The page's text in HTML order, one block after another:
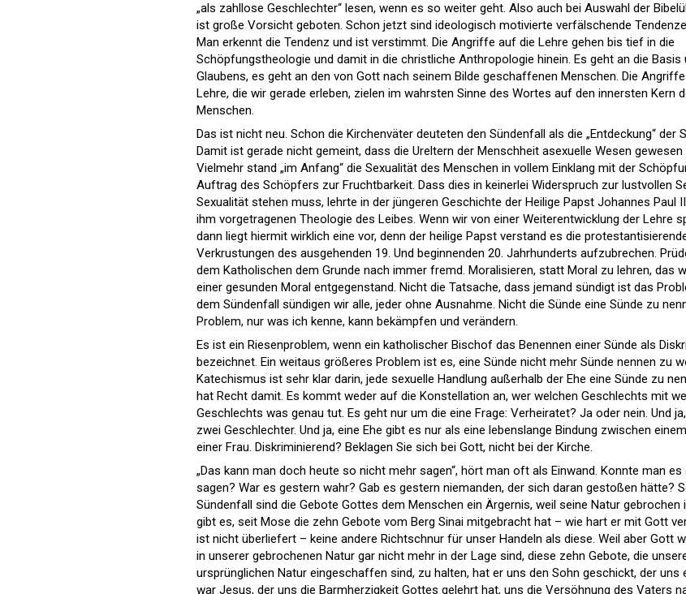
„als zahllose Geschlechter“ lesen, wenn es so weiter geht. Also auch bei Auswahl der
ist große Vorsicht geboten. Schon jetzt sind ideologisch motivierte verfälschende
Man erkennt die Tendenz und ist verstimmt. Die Angriffe auf die Lehre gehen bis tief in die
Schöpfungstheologie und damit in die christliche Anthropologie hinein. Es geht an die Basis
Glaubens, es geht an den von Gott nach seinem Bilde geschaffenen Menschen. Die
Lehre, die wir gerade erleben, zielen im wahrsten Sinne des Wortes auf den innersten Kern
Menschen.
Das ist nicht neu. Schon die Kirchenväter deuteten den Sündenfall als die „Entdeckung“ der
Damit ist gerade nicht gemeint, dass die Ureltern der Menschheit asexuelle Wesen gewesen
Vielmehr stand „im Anfang“ die Sexualität des Menschen in vollem Einklang mit der
Auftrag des Schöpfers zur Fruchtbarkeit. Dass dies in keinerlei Widerspruch zur lustvollen
Sexualität stehen muss, lehrte in der jüngeren Geschichte der Heilige Papst Johannes Paul
ihm vorgetragenen Theologie des Leibes. Wenn wir von einer Weiterentwicklung der Lehre
dann liegt hiermit wirklich eine vor, denn der heilige Papst verstand es die
Verkrustungen des ausgehenden 19. Und beginnenden 20. Jahrhunderts aufzubrechen.
dem Katholischen dem Grunde nach immer fremd. Moralisieren, statt Moral zu lehren, das
einer gesunden Moral entgegenstand. Nicht die Tatsache, dass jemand sündigt ist das
dem Sündenfall sündigen wir alle, jeder ohne Ausnahme. Nicht die Sünde eine Sünde zu
Problem, nur was ich kenne, kann bekämpfen und verändern.
Es ist ein Riesenproblem, wenn ein katholischer Bischof das Benennen einer Sünde als
bezeichnet. Ein weitaus größeres Problem ist es, eine Sünde nicht mehr Sünde nennen zu
Katechismus ist sehr klar darin, jede sexuelle Handlung außerhalb der Ehe eine Sünde zu
hat Recht damit. Es kommt weder auf die Konstellation an, wer welchen Geschlechts mit
Geschlechts was genau tut. Es geht nur um die eine Frage: Verheiratet? Ja oder nein. Und
zwei Geschlechter. Und ja, eine Ehe gibt es nur als eine lebenslange Bindung zwischen
einer Frau. Diskriminierend? Beklagen Sie sich bei Gott, nicht bei der Kirche.
„Das kann man doch heute so nicht mehr sagen“, hört man oft als Einwand. Konnte man es
sagen? War es gestern wahr? Gab es gestern niemanden, der sich daran gestoßen hätte?
Sündenfall sind die Gebote Gottes dem Menschen ein Ärgernis, weil seine Natur gebrochen
gibt es, seit Mose die zehn Gebote vom Berg Sinai mitgebracht hat – wie hart er mit Gott
ist nicht überliefert – keine andere Richtschnur für unser Handeln als diese. Weil aber Gott
in unserer gebrochenen Natur gar nicht mehr in der Lage sind, diese zehn Gebote, die
ursprünglichen Natur eingeschaffen sind, zu halten, hat er uns den Sohn geschickt, der uns
war Jesus, der uns die Barmherzigkeit Gottes gelehrt hat, uns die Versöhnung des Vaters